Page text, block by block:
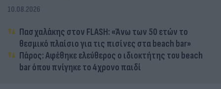
10.08.2026
Πασχαλάκης στον FLASH: «Άνω των 50 ετών το
θεσμικό πλαίσιο για τις πισίνες στα beach bar»
Πάρος: Αφέθηκε ελεύθερος ο ιδιοκτήτης του beach
bar όπου πνίγηκε το 4χρονο παιδί